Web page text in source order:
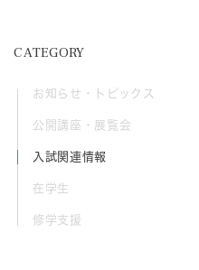
CATEGORY
お知らせ・トピックス
公開講座・展覧会
入試関連情報
在学生
修学支援